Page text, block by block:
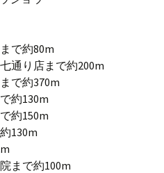
で約80m
通り店まで約200m
で約370m
約130m
約150m
130m
まで約100m